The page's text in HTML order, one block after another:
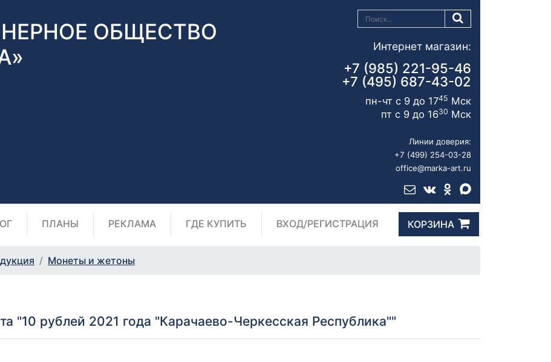
ОБЩЕСТВО
Интернет магазин:
+7 (985) 221-95-46
+7 (495) 687-43-02
пн-чт с 9 до 1745 Мск
пт с 9 до 1630 Мск
Линии доверия:
+7 (499) 254-03-28
office@marka-art.ru
ПЛАНЫ РЕКЛАМА ГДЕ КУПИТЬ ВХОД/РЕГИСТРАЦИЯ КОРЗИНА
Монеты и жетоны
"10 рублей 2021 года "Карачаево-Черкесская Республика""